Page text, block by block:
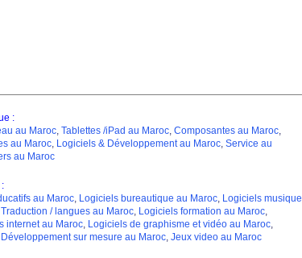
:
au Maroc, Tablettes /iPad au Maroc, Composantes au Maroc,
au Maroc, Logiciels & Développement au Maroc, Service au
au Maroc
au Maroc, Logiciels bureautique au Maroc, Logiciels musique
Traduction / langues au Maroc, Logiciels formation au Maroc,
internet au Maroc, Logiciels de graphisme et vidéo au Maroc,
Développement sur mesure au Maroc, Jeux video au Maroc